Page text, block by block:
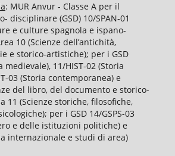
: MUR Anvur - Classe A per il
disciplinare (GSD) 10/SPAN-01
e culture spagnola e ispano-
10 (Scienze dell’antichità,
e storico-artistiche); per i GSD
medievale), 11/HIST-02 (Storia
03 (Storia contemporanea) e
del libro, del documento e storico-
11 (Scienze storiche, filosofiche,
per i GSD 14/GSPS-03
e delle istituzioni politiche) e
internazionale e studi di area)